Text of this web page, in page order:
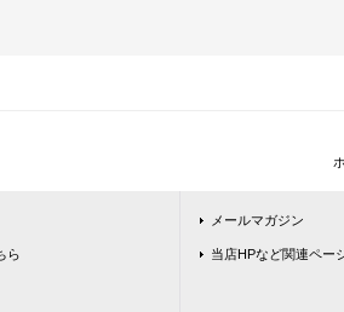
ら
メールマガジン
当店HPなど関連ペー